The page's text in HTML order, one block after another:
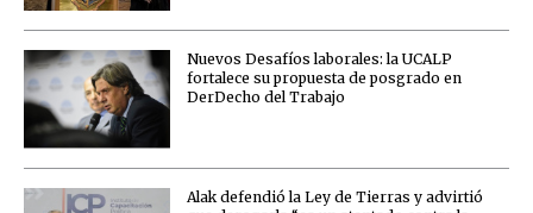
Nuevos Desafíos laborales: la UCALP
fortalece su propuesta de posgrado en
DerDecho del Trabajo
Alak defendió la Ley de Tierras y advirtió